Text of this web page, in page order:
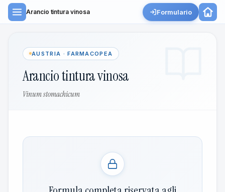
Arancio tintura vinosa Formulario
AUSTRIA · FARMACOPEA
Arancio tintura vinosa
Vinum stomachicum